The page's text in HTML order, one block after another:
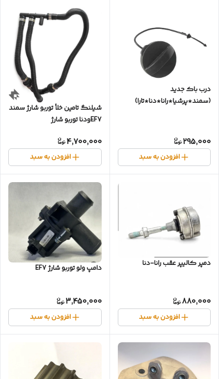
درب باک جدید
(سمند*پرشیا*رانا*دنا*تارا)
295,000
افزودن به سبد
شیلنگ تامین خلأ توربو شارژ سمند
EF7ودنا توربو شارژ
4,700,000
افزودن به سبد
دمپر کالیپر عقب رانا-دنا
880,000
افزودن به سبد
دامپ ولو توربو شارژ EF7
3,450,000
افزودن به سبد